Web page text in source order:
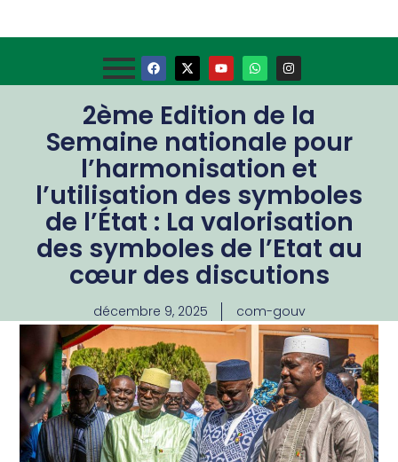
2ème Edition de la
Semaine nationale pour
l’harmonisation et
l’utilisation des symboles
de l’État : La valorisation
des symboles de l’Etat au
cœur des discutions
décembre 9, 2025 com-gouv